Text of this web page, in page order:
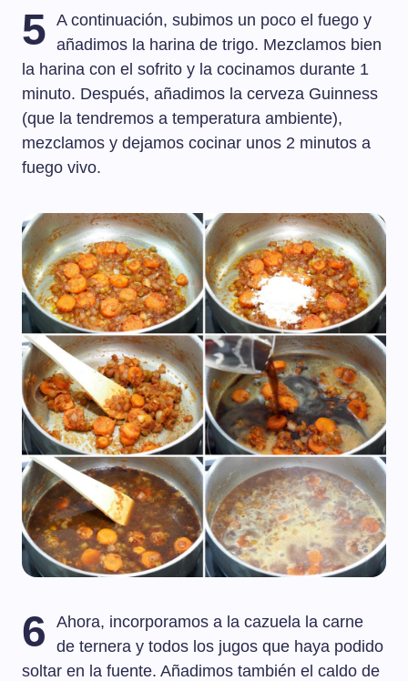
5
A continuación, subimos un poco el fuego y
añadimos la harina de trigo. Mezclamos bien
la harina con el sofrito y la cocinamos durante 1
minuto. Después, añadimos la cerveza Guinness
(que la tendremos a temperatura ambiente),
mezclamos y dejamos cocinar unos 2 minutos a
fuego vivo.
6
Ahora, incorporamos a la cazuela la carne
de ternera y todos los jugos que haya podido
soltar en la fuente. Añadimos también el caldo de